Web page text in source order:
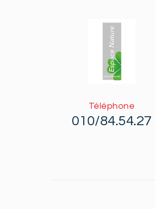
Téléphone
010/84.54.27